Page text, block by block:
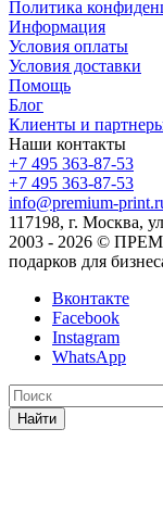
Политика
Информация
Условия оплаты
Условия доставки
Помощь
Блог
Клиенты и
Наши контакты
+7 495 363-87-53
+7 495 363-87-53
info@premium-
117198, г. Москва,
2003 - 2026 ©
подарков для
Вконтакте
Facebook
Instagram
WhatsApp
Найти